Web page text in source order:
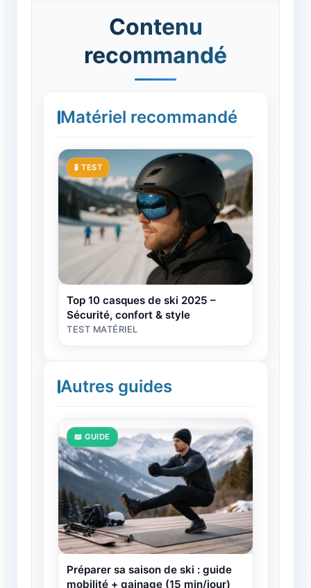
Contenu
recommandé
Matériel recommandé
🧪 TEST
Top 10 casques de ski 2025 –
Sécurité, confort & style
TEST MATÉRIEL
Autres guides
📖 GUIDE
Préparer sa saison de ski : guide
mobilité + gainage (15 min/jour)